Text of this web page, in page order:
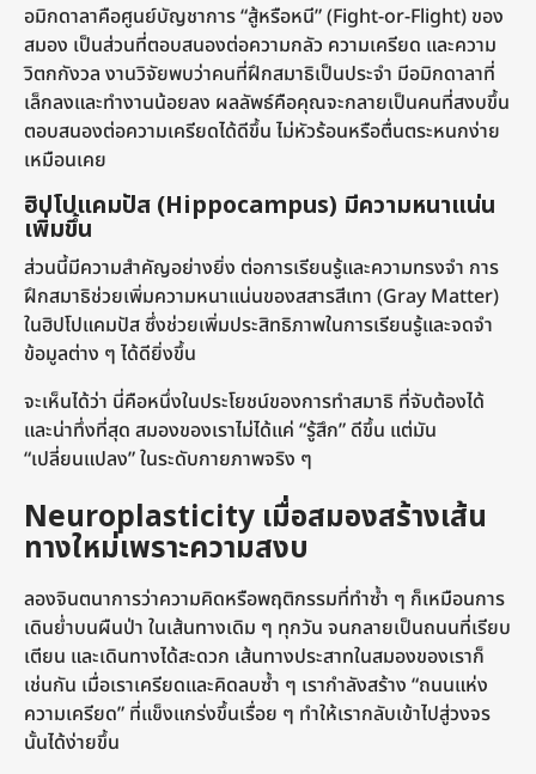
อมิกดาลาคือศูนย์บัญชาการ “สู้หรือหนี” (Fight-or-Flight) ของ
สมอง เป็นส่วนที่ตอบสนองต่อความกลัว ความเครียด และความ
วิตกกังวล งานวิจัยพบว่าคนที่ฝึกสมาธิเป็นประจำ มีอมิกดาลาที่
เล็กลงและทำงานน้อยลง ผลลัพธ์คือคุณจะกลายเป็นคนที่สงบขึ้น
ตอบสนองต่อความเครียดได้ดีขึ้น ไม่หัวร้อนหรือตื่นตระหนกง่าย
เหมือนเคย
ฮิปโปแคมปัส (Hippocampus) มีความหนาแน่น
เพิ่มขึ้น
ส่วนนี้มีความสำคัญอย่างยิ่ง ต่อการเรียนรู้และความทรงจำ การ
ฝึกสมาธิช่วยเพิ่มความหนาแน่นของสสารสีเทา (Gray Matter)
ในฮิปโปแคมปัส ซึ่งช่วยเพิ่มประสิทธิภาพในการเรียนรู้และจดจำ
ข้อมูลต่าง ๆ ได้ดียิ่งขึ้น
จะเห็นได้ว่า นี่คือหนึ่งในประโยชน์ของการทำสมาธิ ที่จับต้องได้
และน่าทึ่งที่สุด สมองของเราไม่ได้แค่ “รู้สึก” ดีขึ้น แต่มัน
“เปลี่ยนแปลง” ในระดับกายภาพจริง ๆ
Neuroplasticity เมื่อสมองสร้างเส้น
ทางใหม่เพราะความสงบ
ลองจินตนาการว่าความคิดหรือพฤติกรรมที่ทำซ้ำ ๆ ก็เหมือนการ
เดินย่ำบนผืนป่า ในเส้นทางเดิม ๆ ทุกวัน จนกลายเป็นถนนที่เรียบ
เตียน และเดินทางได้สะดวก เส้นทางประสาทในสมองของเราก็
เช่นกัน เมื่อเราเครียดและคิดลบซ้ำ ๆ เรากำลังสร้าง “ถนนแห่ง
ความเครียด” ที่แข็งแกร่งขึ้นเรื่อย ๆ ทำให้เรากลับเข้าไปสู่วงจร
นั้นได้ง่ายขึ้น